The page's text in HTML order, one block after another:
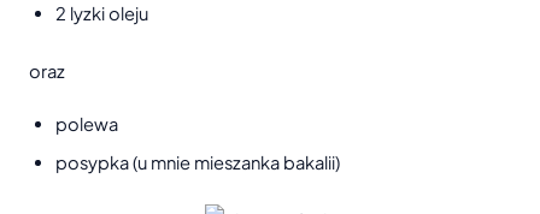
2 lyzki oleju
oraz
polewa
posypka (u mnie mieszanka bakalii)